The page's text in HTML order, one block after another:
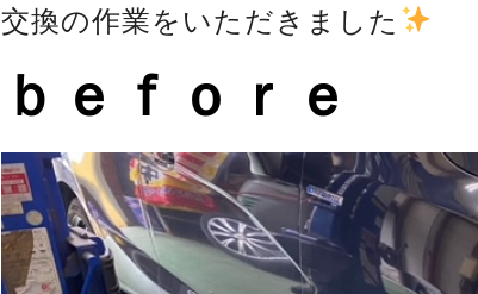
交換の作業をいただきました
ｂｅｆｏｒｅ